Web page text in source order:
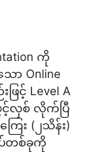
ကို
Online
ြင့် Level A
ဖွင့်လှစ် လိုက်ပြီ
ေး (၂သိန်း)
တစ်ခုကို